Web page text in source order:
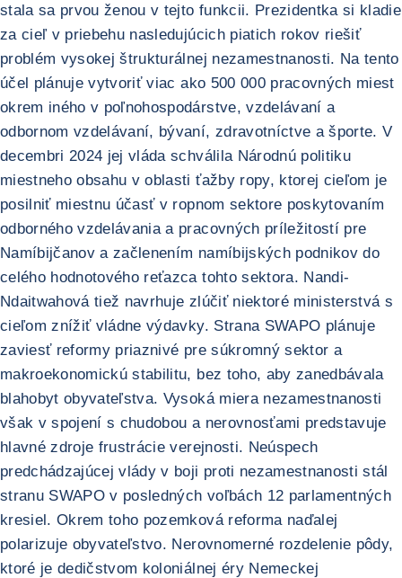
stala sa prvou ženou v tejto funkcii. Prezidentka si kladie
za cieľ v priebehu nasledujúcich piatich rokov riešiť
problém vysokej štrukturálnej nezamestnanosti. Na tento
účel plánuje vytvoriť viac ako 500 000 pracovných miest
okrem iného v poľnohospodárstve, vzdelávaní a
odbornom vzdelávaní, bývaní, zdravotníctve a športe. V
decembri 2024 jej vláda schválila Národnú politiku
miestneho obsahu v oblasti ťažby ropy, ktorej cieľom je
posilniť miestnu účasť v ropnom sektore poskytovaním
odborného vzdelávania a pracovných príležitostí pre
Namíbijčanov a začlenením namíbijských podnikov do
celého hodnotového reťazca tohto sektora. Nandi-
Ndaitwahová tiež navrhuje zlúčiť niektoré ministerstvá s
cieľom znížiť vládne výdavky. Strana SWAPO plánuje
zaviesť reformy priaznivé pre súkromný sektor a
makroekonomickú stabilitu, bez toho, aby zanedbávala
blahobyt obyvateľstva. Vysoká miera nezamestnanosti
však v spojení s chudobou a nerovnosťami predstavuje
hlavné zdroje frustrácie verejnosti. Neúspech
predchádzajúcej vlády v boji proti nezamestnanosti stál
stranu SWAPO v posledných voľbách 12 parlamentných
kresiel. Okrem toho pozemková reforma naďalej
polarizuje obyvateľstvo. Nerovnomerné rozdelenie pôdy,
ktoré je dedičstvom koloniálnej éry Nemeckej